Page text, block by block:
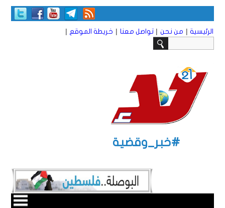
الرئيسية | من نحن | تواصل معنا | خريطة الموقع |
#خبر_وقضية